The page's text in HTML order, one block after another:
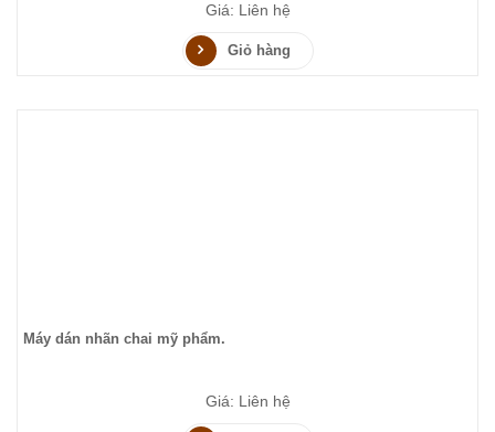
Giá: Liên hệ
Giỏ hàng
Máy dán nhãn chai mỹ phẩm.
Giá: Liên hệ